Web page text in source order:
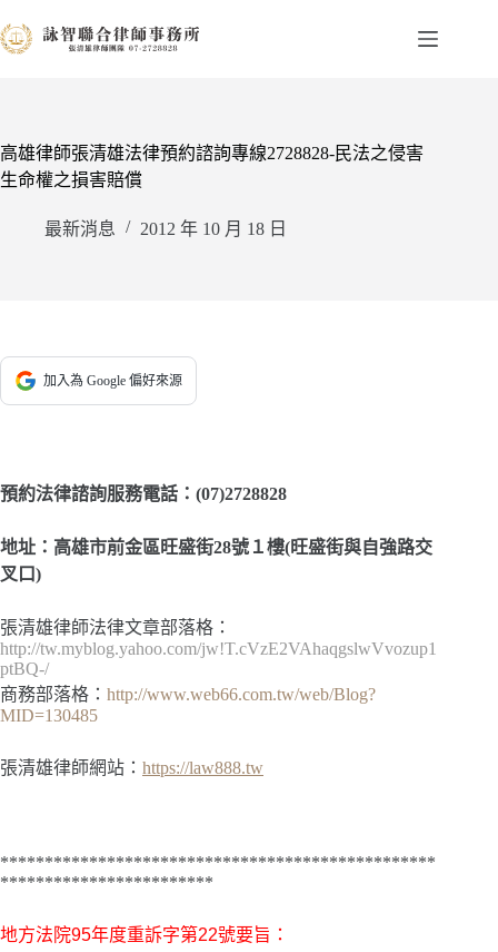
至
容
高雄律師張清雄法律預約諮詢專線2728828-民法之侵害
生命權之損害賠償
最新消息 2012 年 10 月 18 日
加入為 Google 偏好來源
預約法律諮詢服務電話：(07)2728828
地址：高雄市前金區旺盛街28號１樓(旺盛街與自強路交
叉口)
張清雄律師法律文章部落格：
http://tw.myblog.yahoo.com/jw!T.cVzE2VAhaqgslwVvozup1
ptBQ-/
商務部落格： http://www.web66.com.tw/web/Blog?
MID=130485
張清雄律師網站： https://law888.tw
*************************************************
************************
地方法院95年度重訴字第22號要旨 ：